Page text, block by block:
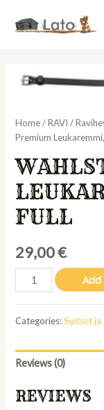
sisältöön
Home/RAVI /
Premium
FULL
29,00€
Wahlsten
Premium
nahkaa,
quantity
Categories:Suitset
Reviews (0)
REVIEWS